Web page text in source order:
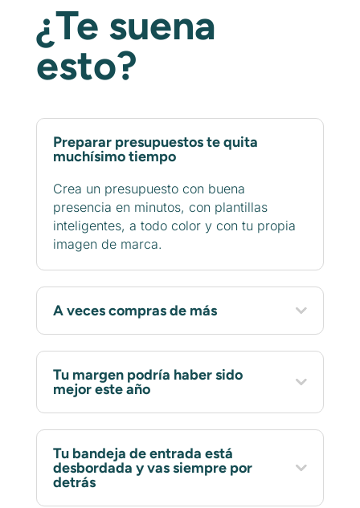
¿Te suena
esto?
Preparar presupuestos te quita
muchísimo tiempo
Crea un presupuesto con buena
presencia en minutos, con plantillas
inteligentes, a todo color y con tu propia
imagen de marca.
A veces compras de más
Tu margen podría haber sido
mejor este año
Tu bandeja de entrada está
desbordada y vas siempre por
detrás